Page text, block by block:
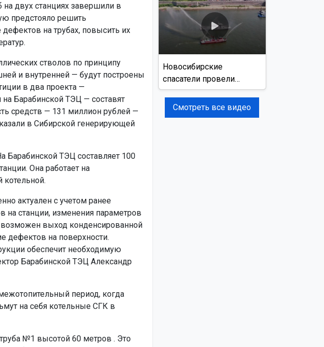
двух станциях завершили в
предстояло решить
на трубах, повысить их
стволов по принципу
и внутренней — будут построены
в два проекта —
Барабинской ТЭЦ — составят
средств — 131 миллион рублей —
в Сибирской генерирующей
ТЭЦ составляет 100
Она работает на
котельной.
актуален с учетом ранее
на станции, изменения параметров
выход конденсированной
дефектов на поверхности.
обеспечит необходимую
Барабинской ТЭЦ Александр
период, когда
на себя котельные СГК в
№1 высотой 60 метров . Это
Новосибирские
спасатели провели
учения на реке Обь
Смотреть все видео